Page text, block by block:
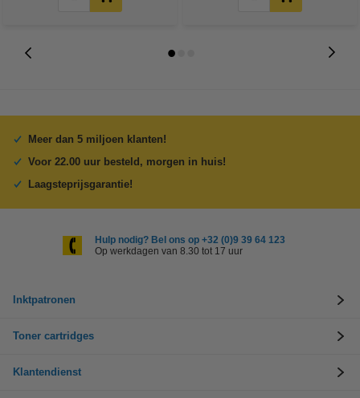
Meer dan 5 miljoen klanten!
Voor 22.00 uur besteld, morgen in huis!
Laagsteprijsgarantie!
Hulp nodig? Bel ons op +32 (0)9 39 64 123
Op werkdagen van 8.30 tot 17 uur
Inktpatronen
Toner cartridges
Klantendienst